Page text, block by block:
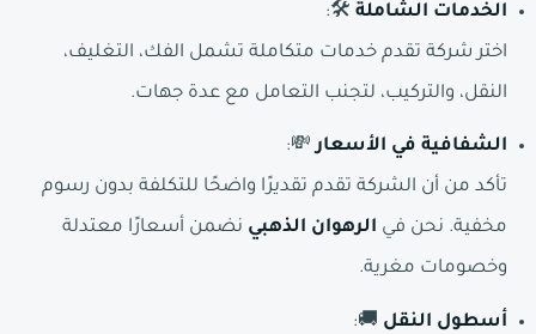
الخدمات الشاملة🛠️:
اختر شركة تقدم خدمات متكاملة تشمل الفك، التغليف،
النقل، والتركيب، لتجنب التعامل مع عدة جهات.
الشفافية في الأسعار💸:
تأكد من أن الشركة تقدم تقديرًا واضحًا للتكلفة بدون رسوم
مخفية. نحن في الرهوان الذهبي نضمن أسعارًا معتدلة
وخصومات مغرية.
أسطول النقل 🚚: